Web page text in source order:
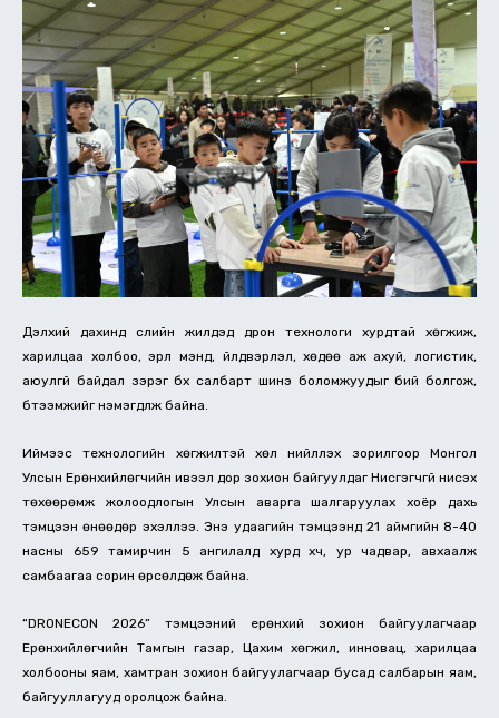
Дэлхий дахинд сүүлийн жилүүдэд дрон технологи хурдтай хөгжиж,
харилцаа холбоо, эрүүл мэнд, үйлдвэрлэл, хөдөө аж ахуй, логистик,
аюулгүй байдал зэрэг бүх салбарт шинэ боломжуудыг бий болгож,
бүтээмжийг нэмэгдүүлж байна.
Иймээс технологийн хөгжилтэй хөл нийлүүлэх зорилгоор Монгол
Улсын Ерөнхийлөгчийн ивээл дор зохион байгуулдаг Нисгэгчгүй нисэх
төхөөрөмж жолоодлогын Улсын аварга шалгаруулах хоёр дахь
тэмцээн өнөөдөр эхэллээ. Энэ удаагийн тэмцээнд 21 аймгийн 8-40
насны 659 тамирчин 5 ангилалд хурд хүч, ур чадвар, авхаалж
самбаагаа сорин өрсөлдөж байна.
“DRONECON 2026” тэмцээний ерөнхий зохион байгуулагчаар
Ерөнхийлөгчийн Тамгын газар, Цахим хөгжил, инновац, харилцаа
холбооны яам, хамтран зохион байгуулагчаар бусад салбарын яам,
байгууллагууд оролцож байна.